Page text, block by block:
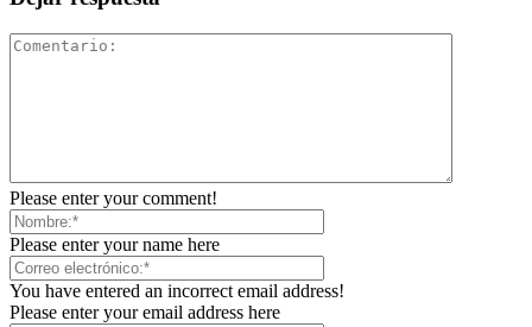
Please enter your comment!
Please enter your name here
You have entered an incorrect email address!
Please enter your email address here